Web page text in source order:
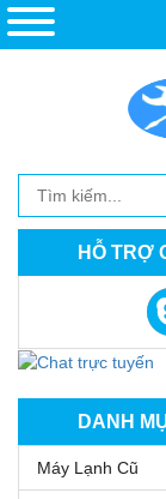
HỖ TRỢ
DANH
Máy Lạnh Cũ